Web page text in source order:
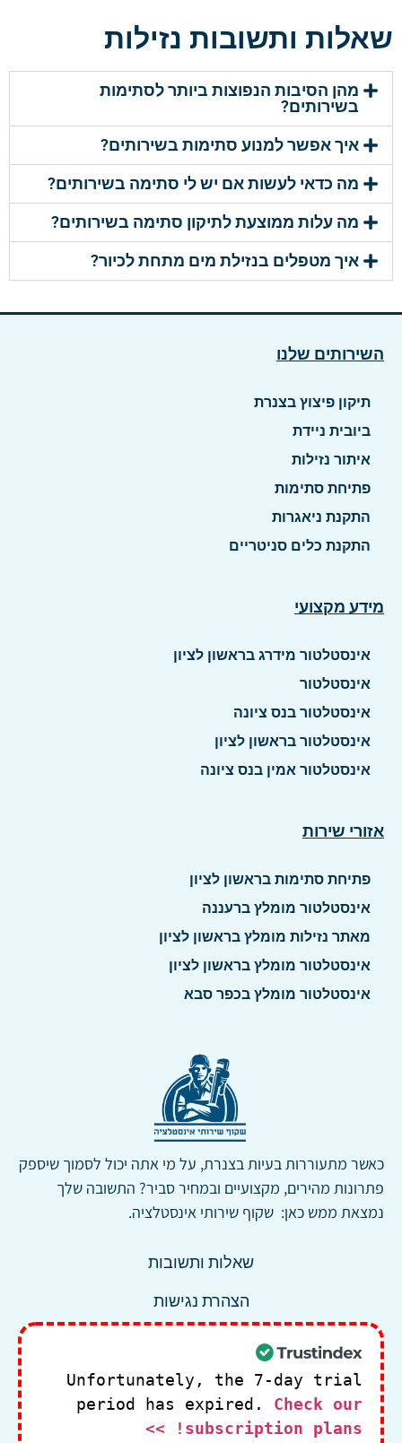
שאלות ותשובות נזילות
מהן הסיבות הנפוצות ביותר לסתימות
בשירותים?
איך אפשר למנוע סתימות בשירותים?
מה כדאי לעשות אם יש לי סתימה בשירותים?
מה עלות ממוצעת לתיקון סתימה בשירותים?
איך מטפלים בנזילת מים מתחת לכיור?
השירותים שלנו
תיקון פיצוץ בצנרת
ביובית ניידת
איתור נזילות
פתיחת סתימות
התקנת ניאגרות
התקנת כלים סניטריים
מידע מקצועי
אינסטלטור מידרג בראשון לציון
אינסטלטור
אינסטלטור בנס ציונה
אינסטלטור בראשון לציון
אינסטלטור אמין בנס ציונה
אזורי שירות
פתיחת סתימות בראשון לציון
אינסטלטור מומלץ ברעננה
מאתר נזילות מומלץ בראשון לציון
אינסטלטור מומלץ בראשון לציון
אינסטלטור מומלץ בכפר סבא
כאשר מתעוררות בעיות בצנרת, על מי אתה יכול לסמוך שיספק
פתרונות מהירים, מקצועיים ובמחיר סביר? התשובה שלך
נמצאת ממש כאן: שקוף שירותי אינסטלציה.
שאלות ותשובות
הצהרת נגישות
Unfortunately, the 7-day trial
period has expired. Check our
subscription plans! >>